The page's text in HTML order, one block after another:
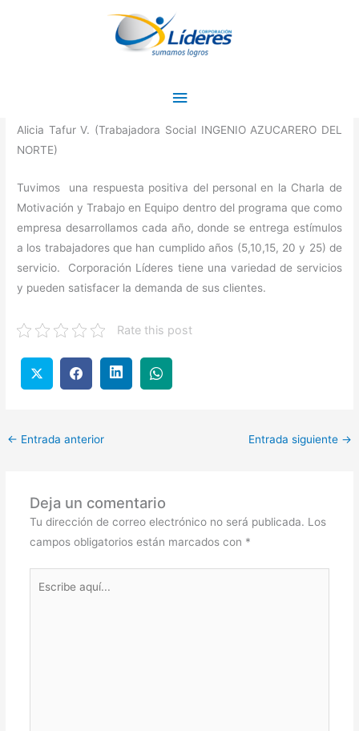
Menú
principal
Testimonios
Alicia Tafur V. (Trabajadora Social INGENIO AZUCARERO DEL
NORTE)
Tuvimos una respuesta positiva del personal en la Charla de
Motivación y Trabajo en Equipo dentro del programa que como
empresa desarrollamos cada año, donde se entrega estímulos
a los trabajadores que han cumplido años (5,10,15, 20 y 25) de
servicio. Corporación Líderes tiene una variedad de servicios
y pueden satisfacer la demanda de sus clientes.
Rate this post
← Entrada anterior Entrada siguiente →
Deja un comentario
Tu dirección de correo electrónico no será publicada. Los
campos obligatorios están marcados con *